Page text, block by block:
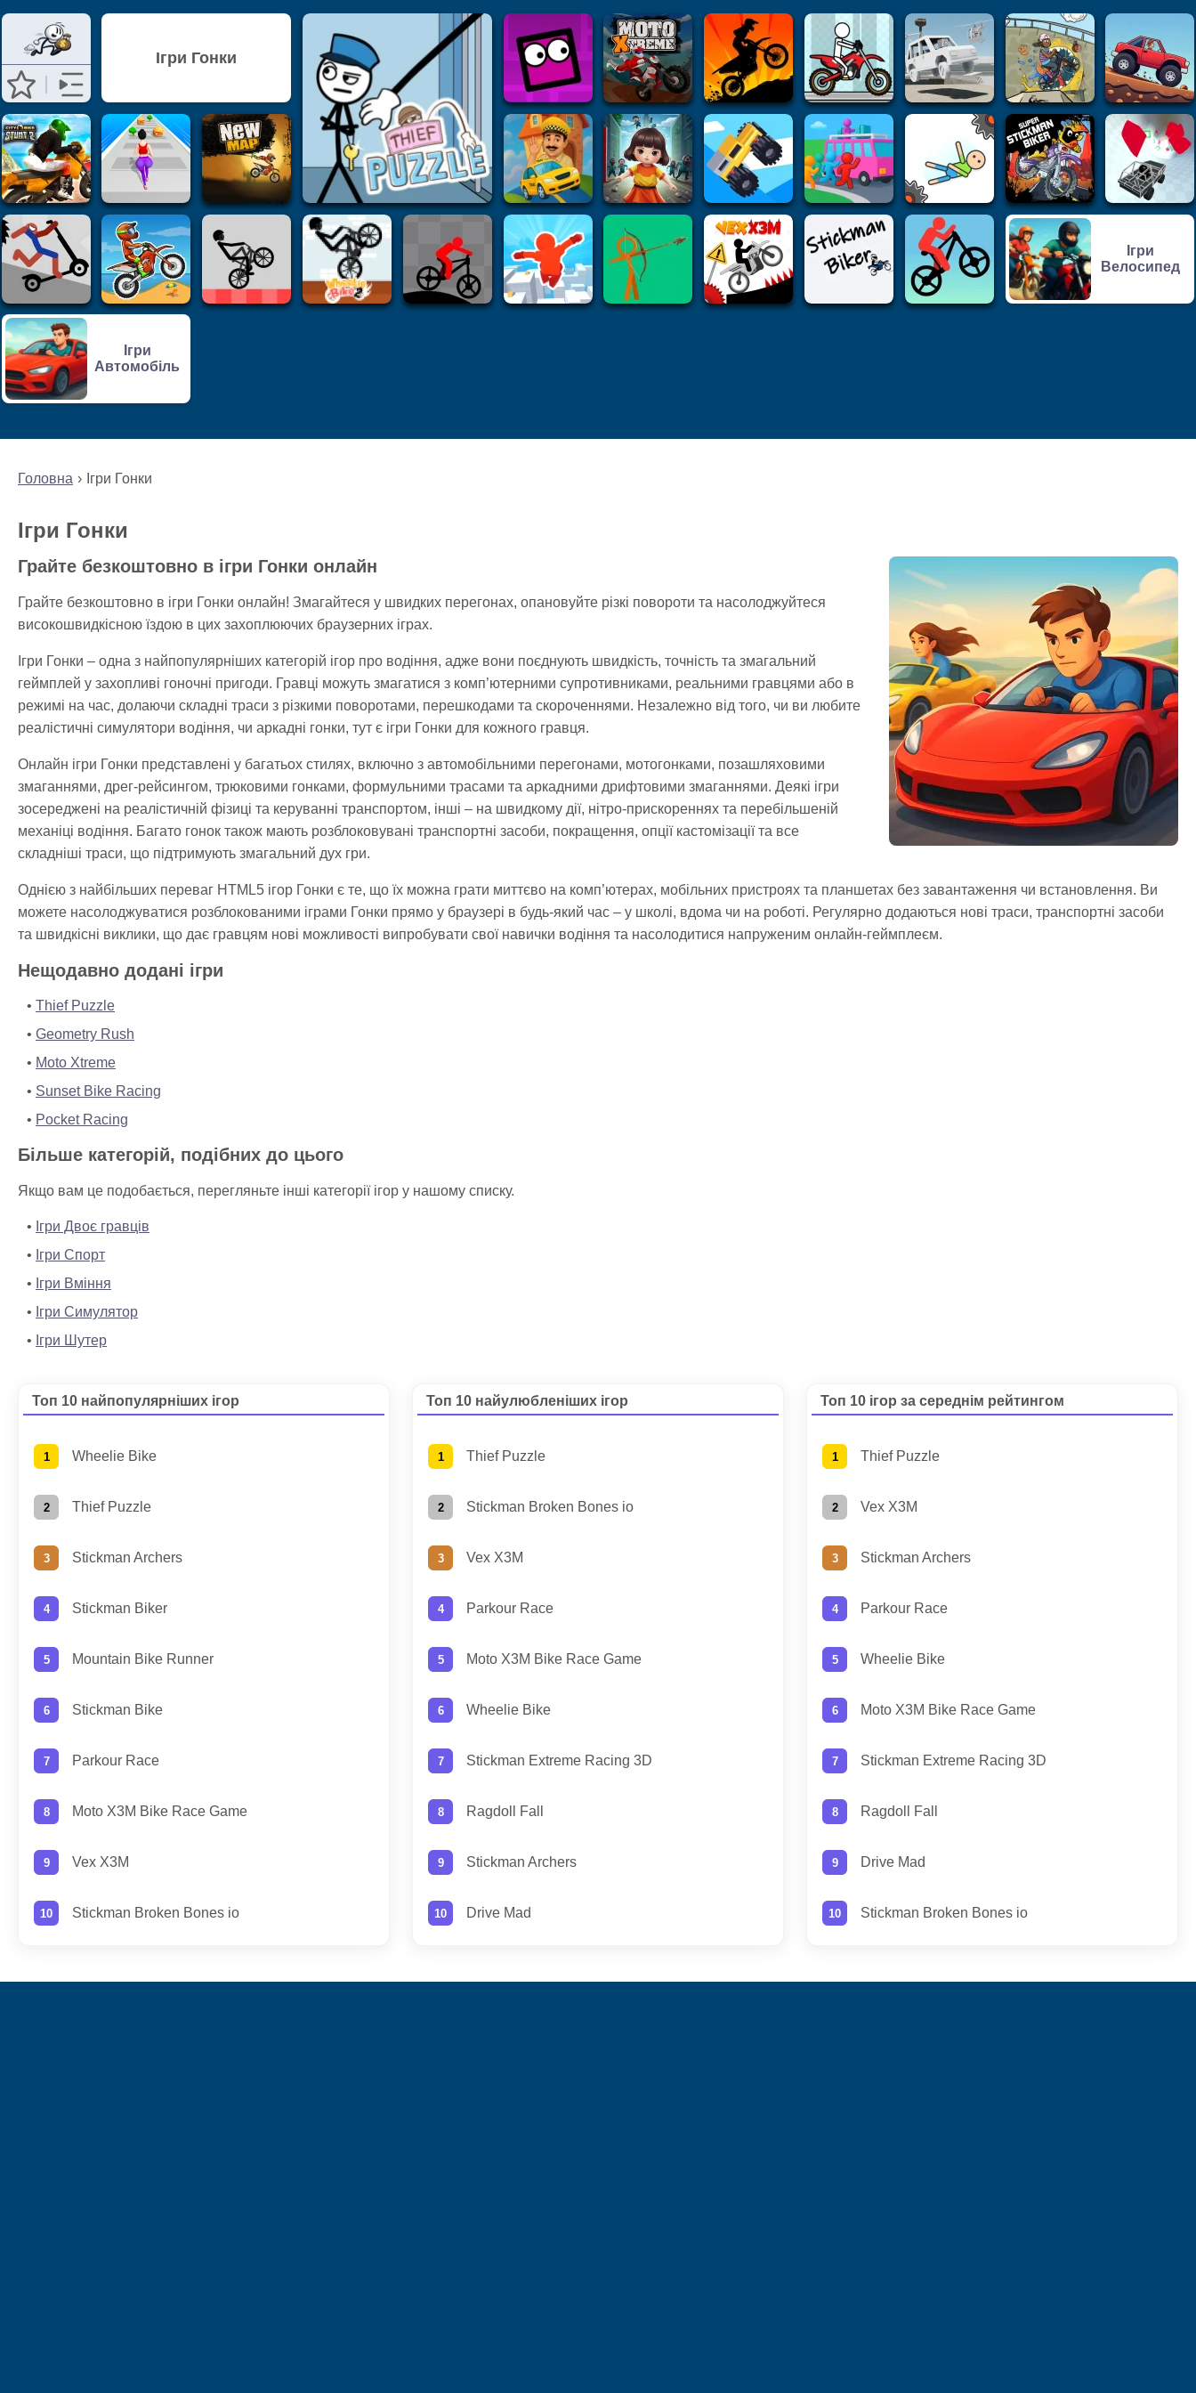
Головна Ігри Гонки
Ігри Гонки
Грайте безкоштовно в ігри Гонки онлайн
Грайте безкоштовно в ігри Гонки онлайн! Змагайтеся у швидких перегонах, опановуйте різкі повороти та насолоджуйтеся
високошвидкісною їздою в цих захоплюючих браузерних іграх.
Ігри Гонки – одна з найпопулярніших категорій ігор про водіння, адже вони поєднують швидкість, точність та змагальний
геймплей у захопливі гоночні пригоди. Гравці можуть змагатися з комп’ютерними супротивниками, реальними гравцями або в
режимі на час, долаючи складні траси з різкими поворотами, перешкодами та скороченнями. Незалежно від того, чи ви любите
реалістичні симулятори водіння, чи аркадні гонки, тут є ігри Гонки для кожного гравця.
Онлайн ігри Гонки представлені у багатьох стилях, включно з автомобільними перегонами, мотогонками, позашляховими
змаганнями, дрег-рейсингом, трюковими гонками, формульними трасами та аркадними дрифтовими змаганнями. Деякі ігри
зосереджені на реалістичній фізиці та керуванні транспортом, інші – на швидкому дії, нітро-прискореннях та перебільшеній
механіці водіння. Багато гонок також мають розблоковувані транспортні засоби, покращення, опції кастомізації та все
складніші траси, що підтримують змагальний дух гри.
Однією з найбільших переваг HTML5 ігор Гонки є те, що їх можна грати миттєво на комп’ютерах, мобільних пристроях та планшетах без завантаження чи встановлення. Ви
можете насолоджуватися розблокованими іграми Гонки прямо у браузері в будь-який час – у школі, вдома чи на роботі. Регулярно додаються нові траси, транспортні засоби
та швидкісні виклики, що дає гравцям нові можливості випробувати свої навички водіння та насолодитися напруженим онлайн-геймплеєм.
Нещодавно додані ігри
Thief Puzzle
Geometry Rush
Moto Xtreme
Sunset Bike Racing
Pocket Racing
Більше категорій, подібних до цього
Якщо вам це подобається, перегляньте інші категорії ігор у нашому списку.
Ігри Двоє гравців
Ігри Спорт
Ігри Вміння
Ігри Симулятор
Ігри Шутер
Топ 10 найпопулярніших ігор
Wheelie Bike
Thief Puzzle
Stickman Archers
Stickman Biker
Mountain Bike Runner
Stickman Bike
Parkour Race
Moto X3M Bike Race Game
Vex X3M
Stickman Broken Bones io
Топ 10 найулюбленіших ігор
Thief Puzzle
Stickman Broken Bones io
Vex X3M
Parkour Race
Moto X3M Bike Race Game
Wheelie Bike
Stickman Extreme Racing 3D
Ragdoll Fall
Stickman Archers
Drive Mad
Топ 10 ігор за середнім рейтингом
Thief Puzzle
Vex X3M
Stickman Archers
Parkour Race
Wheelie Bike
Moto X3M Bike Race Game
Stickman Extreme Racing 3D
Ragdoll Fall
Drive Mad
Stickman Broken Bones io
Ігри Гонки
Ігри
Велосипед
Ігри
Автомобіль